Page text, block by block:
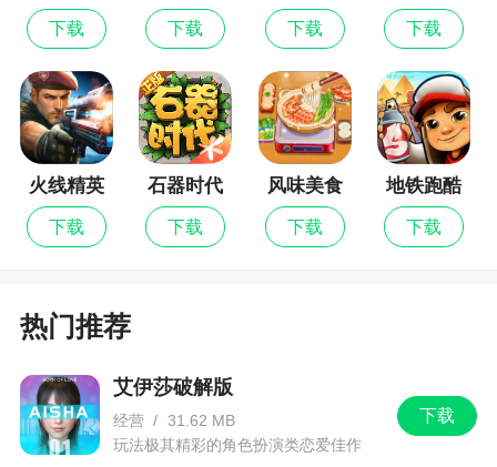
5、使用【杀】附加多目标效果，克制文聘等武
将。
缺点：
1、没有强命、无视防具、无视目标技能、增加
【杀】的基础伤害效果。
2、严重耗费手牌：普通菜刀（比如黄忠、马
超、等），通常只需要一张【杀】即可完成“保底输
3、无过牌能力，（输出后）容易出现疲软期，
一旦断【杀】即废了大半（这几乎是所有菜刀武将
的通病）。
4、回合外无技能：【天义】只是回合内的技
奇英雄
下载 下载
世界
下载
无限金币
版
下载
火线精英
下载
石器时代
觉醒
下载
风味美食
街
下载
地铁跑酷
下载
热门推荐
下载
艾伊莎破解版
经营 / 31.62 MB
玩法极其精彩的角色扮演类恋爱佳作